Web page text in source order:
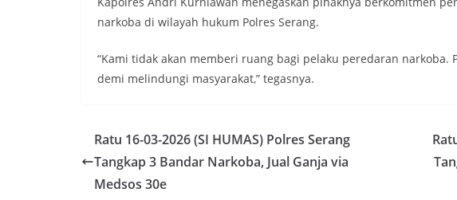
narkoba di wilayah hukum Polres Serang.
“Kami tidak akan memberi ruang bagi pelaku peredaran narkoba.
demi melindungi masyarakat,” tegasnya.
Ratu 16-03-2026 (SI HUMAS) Polres Serang
Tangkap 3 Bandar Narkoba, Jual Ganja via
Medsos 30e